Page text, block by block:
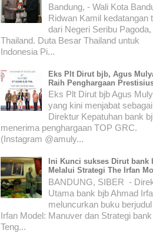
Bandung, - Wali Kota
Ridwan Kamil kedatangan
dari Negeri Seribu Pagoda,
Thailand. Duta Besar Thailand untuk
Indonesia Pi...
Eks Plt Dirut bjb, Agus
Raih Penghargaan
Eks Plt Dirut bjb Agus
yang kini menjabat sebagai
Direktur Kepatuhan bank
menerima penghargaan TOP GRC.
(Instagram @amuly...
Ini Kunci sukses Dirut bank
Melalui Strategi The Irfan
BANDUNG, SIBER -
Utama bank bjb Ahmad
meluncurkan buku
Irfan Model: Manuver dan Strategi
Teng...